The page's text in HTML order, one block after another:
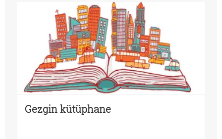
Gezgin kütüphane